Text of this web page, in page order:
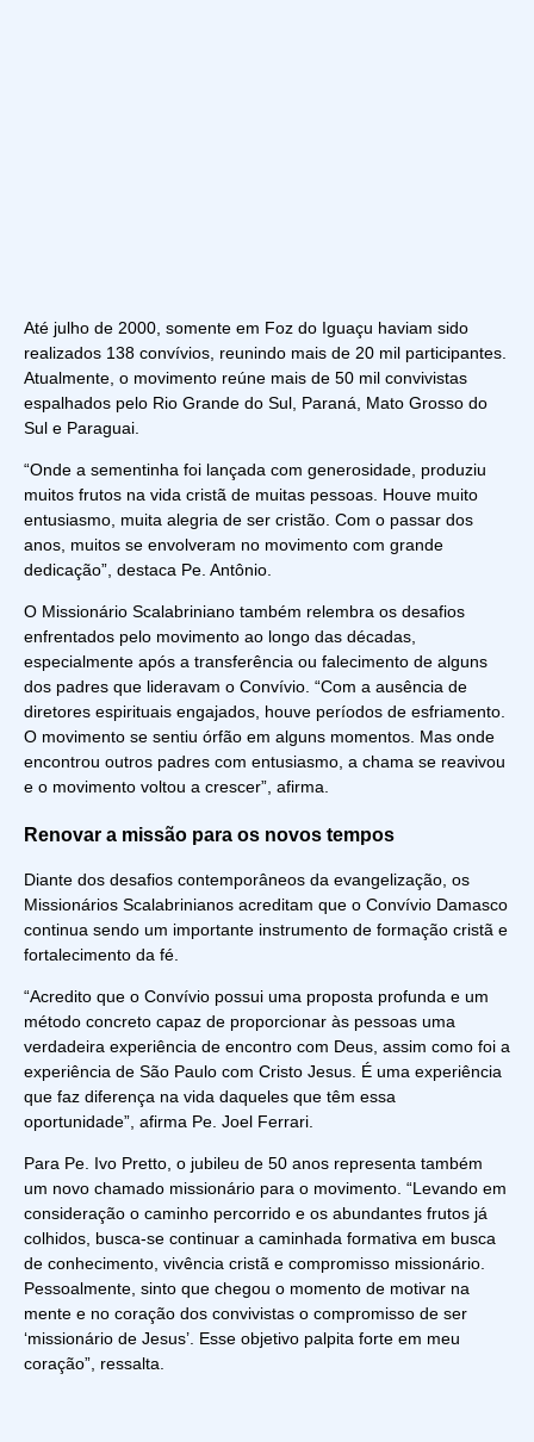
Até julho de 2000, somente em Foz do Iguaçu haviam sido
realizados 138 convívios, reunindo mais de 20 mil participantes.
Atualmente, o movimento reúne mais de 50 mil convivistas
espalhados pelo Rio Grande do Sul, Paraná, Mato Grosso do
Sul e Paraguai.
“Onde a sementinha foi lançada com generosidade, produziu
muitos frutos na vida cristã de muitas pessoas. Houve muito
entusiasmo, muita alegria de ser cristão. Com o passar dos
anos, muitos se envolveram no movimento com grande
dedicação”, destaca Pe. Antônio.
O Missionário Scalabriniano também relembra os desafios
enfrentados pelo movimento ao longo das décadas,
especialmente após a transferência ou falecimento de alguns
dos padres que lideravam o Convívio. “Com a ausência de
diretores espirituais engajados, houve períodos de esfriamento.
O movimento se sentiu órfão em alguns momentos. Mas onde
encontrou outros padres com entusiasmo, a chama se reavivou
e o movimento voltou a crescer”, afirma.
Renovar a missão para os novos tempos
Diante dos desafios contemporâneos da evangelização, os
Missionários Scalabrinianos acreditam que o Convívio Damasco
continua sendo um importante instrumento de formação cristã e
fortalecimento da fé.
“Acredito que o Convívio possui uma proposta profunda e um
método concreto capaz de proporcionar às pessoas uma
verdadeira experiência de encontro com Deus, assim como foi a
experiência de São Paulo com Cristo Jesus. É uma experiência
que faz diferença na vida daqueles que têm essa
oportunidade”, afirma Pe. Joel Ferrari.
Para Pe. Ivo Pretto, o jubileu de 50 anos representa também
um novo chamado missionário para o movimento. “Levando em
consideração o caminho percorrido e os abundantes frutos já
colhidos, busca-se continuar a caminhada formativa em busca
de conhecimento, vivência cristã e compromisso missionário.
Pessoalmente, sinto que chegou o momento de motivar na
mente e no coração dos convivistas o compromisso de ser
‘missionário de Jesus’. Esse objetivo palpita forte em meu
coração”, ressalta.